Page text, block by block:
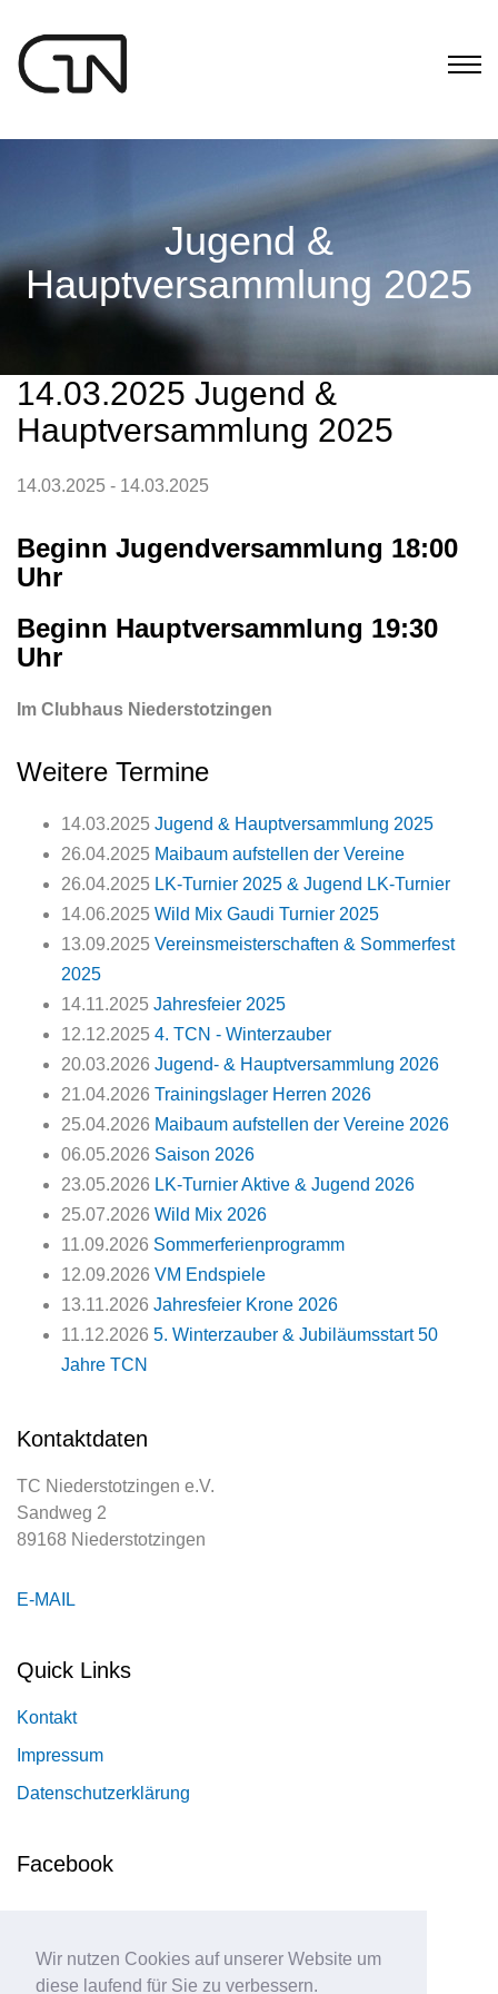
Wir nutzen Cookies auf unserer Website um
diese laufend für Sie zu verbessern.
Jugend &
Hauptversammlung 2025
14.03.2025 Jugend &
Hauptversammlung 2025
14.03.2025 - 14.03.2025
Beginn Jugendversammlung 18:00
Uhr
Beginn Hauptversammlung 19:30
Uhr
Im Clubhaus Niederstotzingen
Weitere Termine
14.03.2025 Jugend & Hauptversammlung 2025
26.04.2025 Maibaum aufstellen der Vereine
26.04.2025 LK-Turnier 2025 & Jugend LK-Turnier
14.06.2025 Wild Mix Gaudi Turnier 2025
13.09.2025 Vereinsmeisterschaften & Sommerfest
2025
14.11.2025 Jahresfeier 2025
12.12.2025 4. TCN - Winterzauber
20.03.2026 Jugend- & Hauptversammlung 2026
21.04.2026 Trainingslager Herren 2026
25.04.2026 Maibaum aufstellen der Vereine 2026
06.05.2026 Saison 2026
23.05.2026 LK-Turnier Aktive & Jugend 2026
25.07.2026 Wild Mix 2026
11.09.2026 Sommerferienprogramm
12.09.2026 VM Endspiele
13.11.2026 Jahresfeier Krone 2026
11.12.2026 5. Winterzauber & Jubiläumsstart 50
Jahre TCN
Kontaktdaten
TC Niederstotzingen e.V.
Sandweg 2
89168 Niederstotzingen
E-MAIL
Quick Links
Kontakt
Impressum
Datenschutzerklärung
Facebook